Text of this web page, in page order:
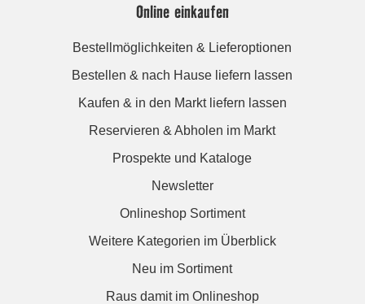
Online einkaufen
Bestellmöglichkeiten & Lieferoptionen
Bestellen & nach Hause liefern lassen
Kaufen & in den Markt liefern lassen
Reservieren & Abholen im Markt
Prospekte und Kataloge
Newsletter
Onlineshop Sortiment
Weitere Kategorien im Überblick
Neu im Sortiment
Raus damit im Onlineshop